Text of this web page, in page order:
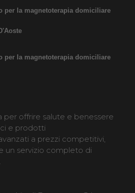
per la magnetoterapia domiciliare
per la magnetoterapia domiciliare
offrire salute e benessere
e prodotti
a prezzi competitivi,
un servizio completo di